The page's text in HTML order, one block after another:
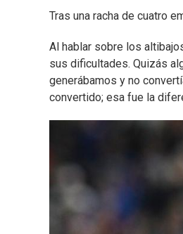
Tras una racha de cuatro
Al hablar sobre los
sus dificultades. Quizás
generábamos y no
convertido; esa fue la